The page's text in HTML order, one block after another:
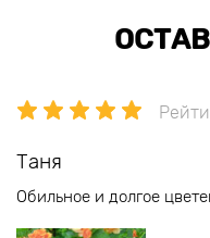
Таня
Обильное и долгое